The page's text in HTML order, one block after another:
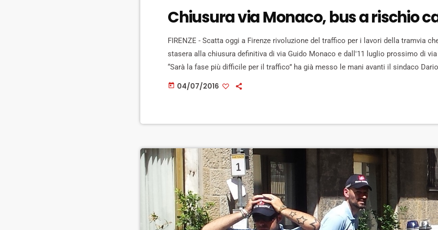
Chiusura via Monaco, bus a rischio
FIRENZE - Scatta oggi a Firenze rivoluzione del traffico per i lavori della tramvia
stasera alla chiusura definitiva di via Guido Monaco e dall'11 luglio prossimo di
“Sarà la fase più difficile per il traffico” ha già messo le mani avanti il sindaco
sanno bene gli autisti Ataf, che denunciano 100 corse saltate ai giorno. “Con i
today 04/07/2016